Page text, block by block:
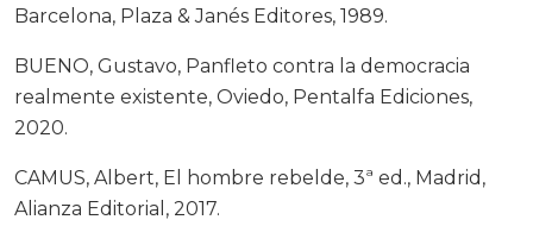
Barcelona, Plaza & Janés Editores, 1989.
BUENO, Gustavo, Panfleto contra la democracia
realmente existente, Oviedo, Pentalfa Ediciones,
2020.
CAMUS, Albert, El hombre rebelde, 3ª ed., Madrid,
Alianza Editorial, 2017.